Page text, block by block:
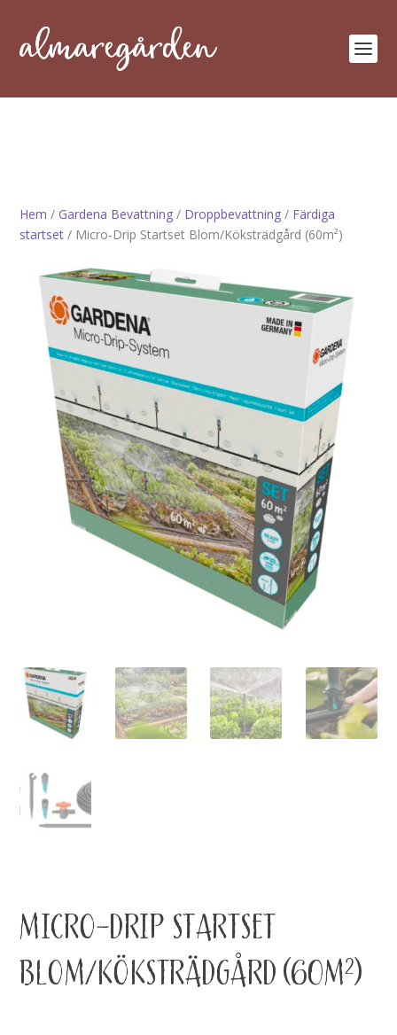
Hem / Gardena Bevattning / Droppbevattning / Färdiga
startset / Micro-Drip Startset Blom/Köksträdgård (60m²)
MICRO-DRIP STARTSET
BLOM/KÖKSTRÄDGÅRD (60M²)